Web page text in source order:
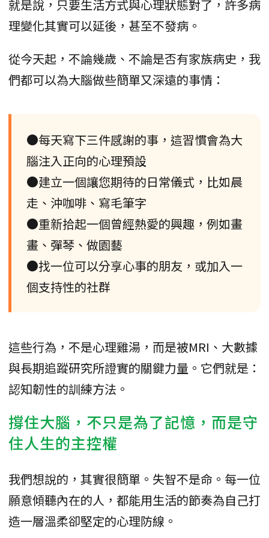
就是說，只要生活方式與心理狀態對了，許多病
理變化其實可以延後，甚至不發病。
從今天起，不論幾歲、不論是否有家族病史，我
們都可以為大腦做些簡單又深遠的事情：
●每天寫下三件感謝的事，這習慣會為大
腦注入正向的心理預設
●建立一個讓您期待的日常儀式，比如晨
走、沖咖啡、寫毛筆字
●重新拾起一個曾經熱愛的興趣，例如畫
畫、彈琴、做園藝
●找一位可以分享心事的朋友，或加入一
個支持性的社群
這些行為，不是心理雞湯，而是被MRI、大數據
與長期追蹤研究所證實的關鍵力量。它們就是：
認知韌性的訓練方法。
撐住大腦，不只是為了記憶，而是守
住人生的主控權
我們想說的，其實很簡單。失智不是命。每一位
願意傾聽內在的人，都能用生活的節奏為自己打
造一層溫柔卻堅定的心理防線。